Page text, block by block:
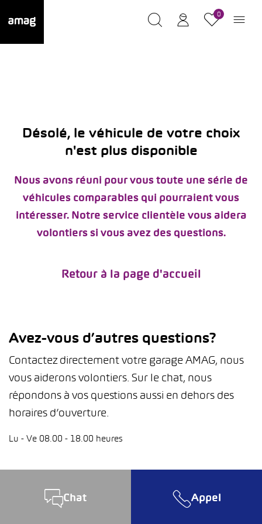
0
Désolé, le véhicule de votre choix
n'est plus disponible
Nous avons réuni pour vous toute une série de
véhicules comparables qui pourraient vous
intéresser. Notre service clientèle vous aidera
volontiers si vous avez des questions.
Retour à la page d'accueil
Avez-vous d’autres questions?
Contactez directement votre garage AMAG, nous
vous aiderons volontiers. Sur le chat, nous
répondons à vos questions aussi en dehors des
horaires d’ouverture.
Lu - Ve 08.00 - 18.00 heures
Chat Appel